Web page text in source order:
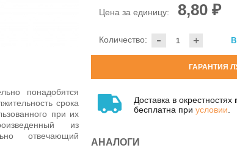
Цена за единицу: 8,80 ₽
- +
Количество:
ГАРАНТИЯ
Доставка в окрестностях
бесплатна при условии
АНАЛОГИ
понадобятся
срока
при их
из
отвечающий